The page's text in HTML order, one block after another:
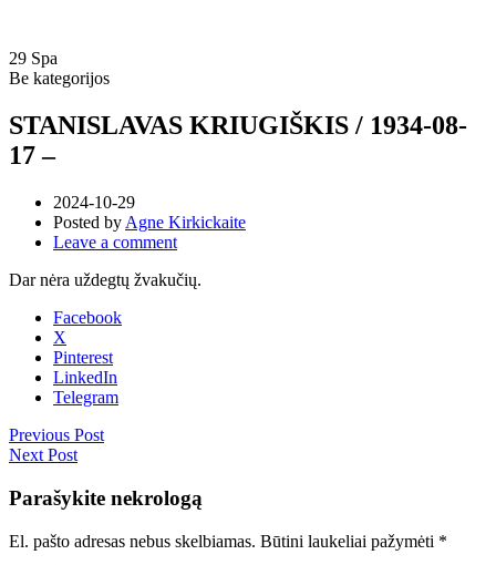
29 Spa
Be kategorijos
STANISLAVAS KRIUGIŠKIS / 1934-08-
17 –
2024-10-29
Posted by Agne Kirkickaite
Leave a comment
Dar nėra uždegtų žvakučių.
Facebook
X
Pinterest
LinkedIn
Telegram
Previous Post
Next Post
Parašykite nekrologą
El. pašto adresas nebus skelbiamas. Būtini laukeliai pažymėti *